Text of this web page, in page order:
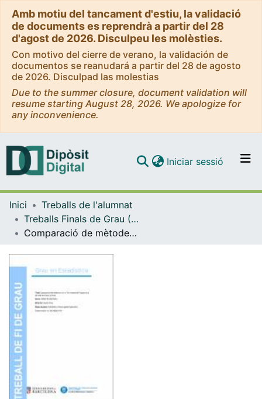
Amb motiu del tancament d'estiu, la validació
de documents es reprendrà a partir del 28
d'agost de 2026. Disculpeu les molèsties.
Con motivo del cierre de verano, la validación de
documentos se reanudará a partir del 28 de agosto
de 2026. Disculpad las molestias
Due to the summer closure, document validation will
resume starting August 28, 2026. We apologize for
any inconvenience.
Navega per tot el DD
Iniciar sessió (current)
Inici
Treballs de l'alumnat
Treballs Finals de Grau (TFG) - Estadística UB-UPC
Comparació de mètodes per a l’estimació de l’esperança de vida en àrees petites